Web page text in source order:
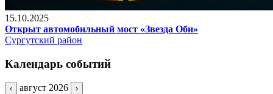
15.10.2025
Открыт автомобильный мост «Звезда Оби»
Сургутский район
Календарь событий
‹ август 2026 ›